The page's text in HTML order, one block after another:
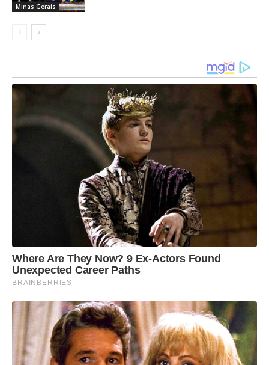
negociação, permitindo a regularização de débitos
com entrada de R$ 60 e congelamento da dívida
básico para as populações mais vulneráveis.
As ações de mobilização social e educação
ambiental continuam intensas, com mais de 300
visitas domiciliares realizadas apenas no último
trimestre, engajando a comunidade na
preservação do patrimônio.
Para acompanhar a evolução do Plano de Ação e
acessar os dados completos, a população pode
visitar o site oficialwww.revivapampulha.com.br
Minas Gerais
Where Are They Now? 9 Ex-Actors Found
Unexpected Career Paths
BRAINBERRIES